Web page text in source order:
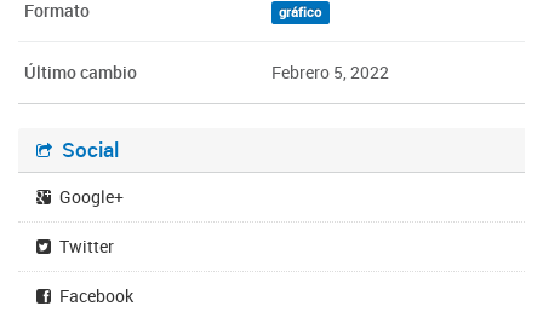
Formato gráfico
Último cambio Febrero 5, 2022
Social
Google+
Twitter
Facebook